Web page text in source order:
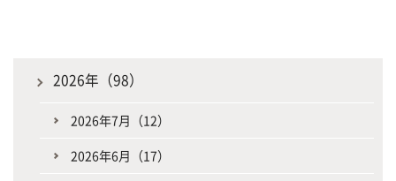
2026年（98）
2026年7月（12）
2026年6月（17）